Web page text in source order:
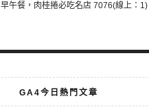
早午餐，肉桂捲必吃名店 7076(線上：1)
GA4今日熱門文章